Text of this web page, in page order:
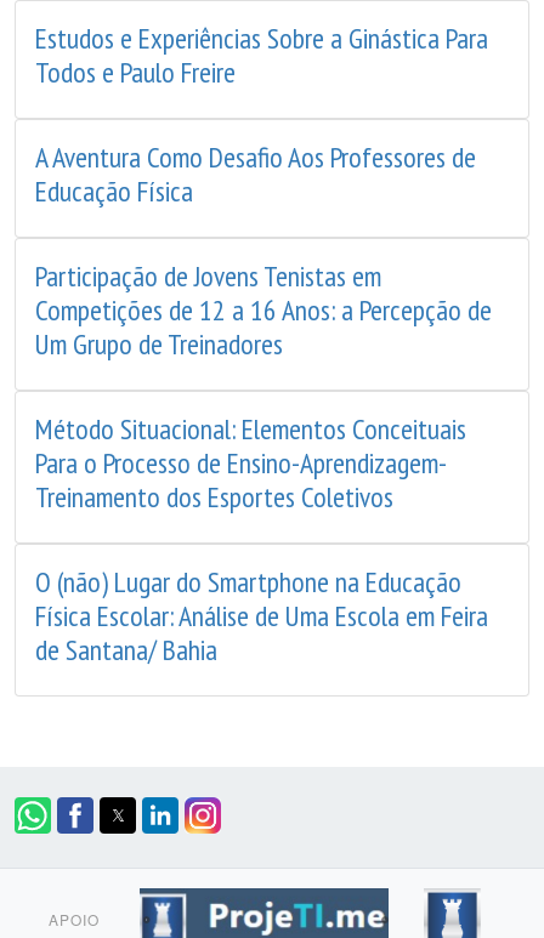
Estudos e Experiências Sobre a Ginástica Para
Todos e Paulo Freire
A Aventura Como Desafio Aos Professores de
Educação Física
Participação de Jovens Tenistas em
Competições de 12 a 16 Anos: a Percepção de
Um Grupo de Treinadores
Método Situacional: Elementos Conceituais
Para o Processo de Ensino-Aprendizagem-
Treinamento dos Esportes Coletivos
O (não) Lugar do Smartphone na Educação
Física Escolar: Análise de Uma Escola em Feira
de Santana/ Bahia
APOIO